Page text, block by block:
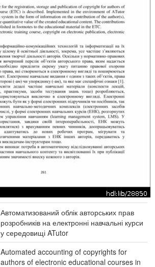
Автоматизований облік авторських прав
розробників на електронні навчальні курси
у середовищі ATutor
Automated accounting of copyrights for
authors of electronic educational courses in